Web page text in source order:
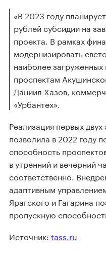
«В 2023 году
рублей субсидии на
проекта. В рамках
модернизировать
наиболее
проспектам
Даниил Хазов,
«Урбантех».
Реализация первых
позволила в 2022 году
способность
в утренний и вечерний
соответственно.
адаптивным
Ярагского и Гагарина
пропускную
Источник:tass.ru